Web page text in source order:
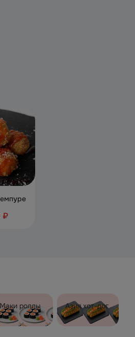
₽
Маки роллы Азия хот-дог